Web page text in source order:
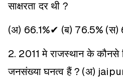
साक्षरता दर थी ?
(अ) 66.1%✔ (ब) 76.5% (स)
2. 2011 मे राजस्थान के
जनसंख्या घनत्व हैं ? (अ)